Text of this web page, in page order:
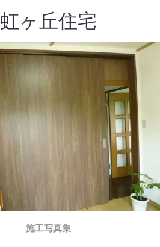
虹ヶ丘住宅
施工写真集